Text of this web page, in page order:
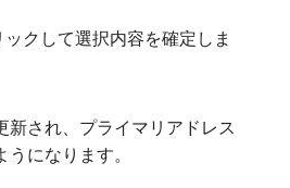
ックして選択内容を確定しま
新され、プライマリアドレス
になります。